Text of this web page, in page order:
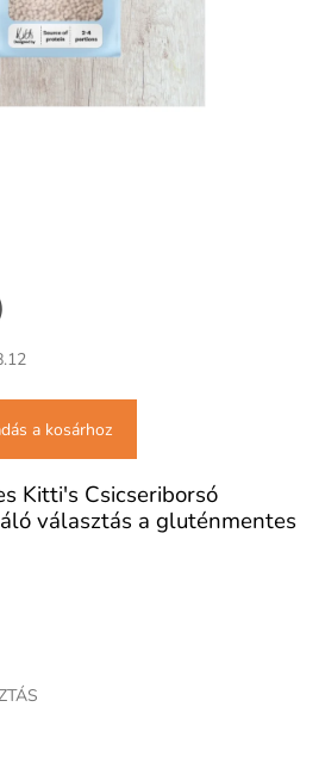
a kosárhoz
Kitti's Csicseriborsó
választás a gluténmentes